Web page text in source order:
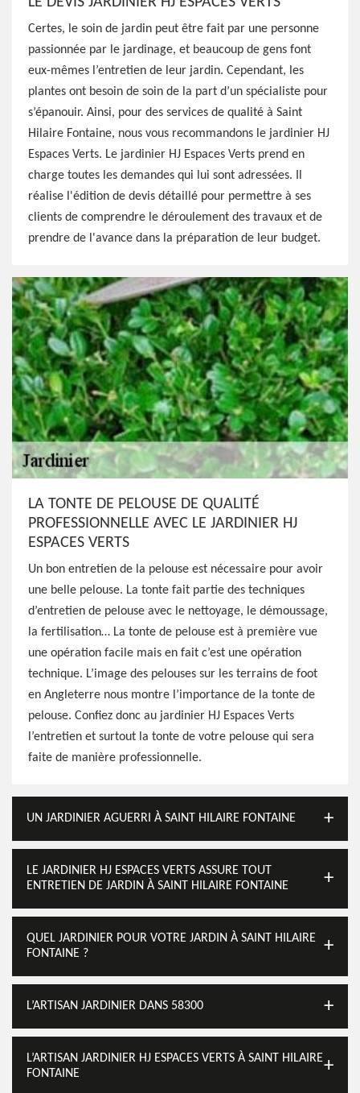
Certes, le soin de jardin peut être fait par une personne
passionnée par le jardinage, et beaucoup de gens font
eux-mêmes l’entretien de leur jardin. Cependant, les
plantes ont besoin de soin de la part d’un spécialiste pour
s’épanouir. Ainsi, pour des services de qualité à Saint
Hilaire Fontaine, nous vous recommandons le jardinier HJ
Espaces Verts. Le jardinier HJ Espaces Verts prend en
charge toutes les demandes qui lui sont adressées. Il
réalise l'édition de devis détaillé pour permettre à ses
clients de comprendre le déroulement des travaux et de
prendre de l'avance dans la préparation de leur budget.
LA TONTE DE PELOUSE DE QUALITÉ
PROFESSIONNELLE AVEC LE JARDINIER HJ
ESPACES VERTS
Un bon entretien de la pelouse est nécessaire pour avoir
une belle pelouse. La tonte fait partie des techniques
d’entretien de pelouse avec le nettoyage, le démoussage,
la fertilisation… La tonte de pelouse est à première vue
une opération facile mais en fait c’est une opération
technique. L’image des pelouses sur les terrains de foot
en Angleterre nous montre l’importance de la tonte de
pelouse. Confiez donc au jardinier HJ Espaces Verts
l’entretien et surtout la tonte de votre pelouse qui sera
faite de manière professionnelle.
UN JARDINIER AGUERRI À SAINT HILAIRE FONTAINE
LE JARDINIER HJ ESPACES VERTS ASSURE TOUT
ENTRETIEN DE JARDIN À SAINT HILAIRE FONTAINE
QUEL JARDINIER POUR VOTRE JARDIN À SAINT HILAIRE
FONTAINE ?
L’ARTISAN JARDINIER DANS 58300
L’ARTISAN JARDINIER HJ ESPACES VERTS À SAINT HILAIRE
FONTAINE